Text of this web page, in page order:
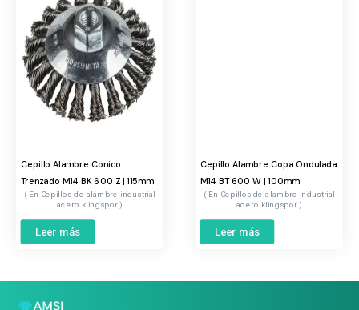
Cepillo Alambre Conico
Trenzado M14 BK 600 Z | 115mm
Cepillos de alambre industrial
acero klingspor
Leer más
Cepillo Alambre Copa Ondulada
M14 BT 600 W | 100mm
Cepillos de alambre industrial
acero klingspor
Leer más